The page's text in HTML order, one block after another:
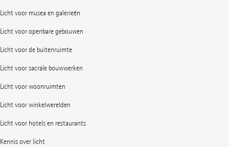
Licht voor musea en galerieën
Licht voor openbare gebouwen
Licht voor de buitenruimte
Licht voor sacrale bouwwerken
Licht voor woonruimten
Licht voor winkelwerelden
Licht voor hotels en restaurants
Kennis over licht